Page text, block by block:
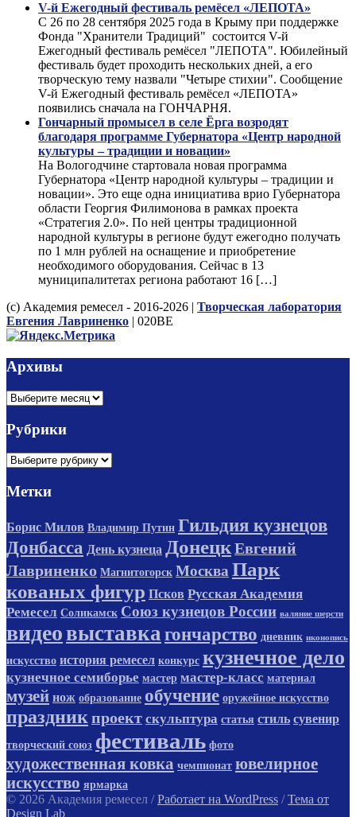
V-й Ежегодный фестиваль ремёсел «ЛЕПОТА»
С 26 по 28 сентября 2025 года в Крыму при поддержке
Фонда "Хранители Традиций" состоится V-й
Ежегодный фестиваль ремёсел "ЛЕПОТА". Юбилейный
фестиваль будет проходить нескольких дней, а его
творческую тему назвали "Четыре стихии". Сообщение
V-й Ежегодный фестиваль ремёсел «ЛЕПОТА»
появились сначала на ГОНЧАРНЯ.
Гончарный промысел в селе Ёрга возродят
благодаря программе Губернатора «Центр народной
культуры – традиции и новации»
На Вологодчине стартовала новая программа
Губернатора «Центр народной культуры – традиции и
новации». Это еще одна инициатива врио Губернатора
области Георгия Филимонова в рамках проекта
«Стратегия 2.0». По ней центры традиционной
народной культуры в регионе будут ежегодно получать
по 1 млн рублей на оснащение и приобретение
необходимого оборудования. Сейчас в 13
муниципалитетах региона работают 16 […]
(с) Академия ремесел - 2016-2026 | Творческая лаборатория
Евгения Лавриненко | 020BE
Архивы
Архивы
Рубрики
Рубрики
Метки
Борис Милов Владимир Путин Гильдия кузнецов
Донбасса День кузнеца ДонецкЕвгений
Лавриненко Магнитогорск Москва Парк
кованых фигур Псков Русская Академия
Ремесел Соликамск Союз кузнецов России валяние шерсти
видеовыставка гончарство дневник иконопись
искусство история ремесел конкурс кузнечное дело
кузнечное семиборье мастер мастер-класс материал
музей нож образование обучение оружейное искусство
праздник проект скульптура статья стиль сувенир
творческий союз фестиваль фото
художественная ковка чемпионат ювелирное
искусство ярмарка
© 2026 Академия ремесел / Работает на WordPress / Тема от
Design Lab